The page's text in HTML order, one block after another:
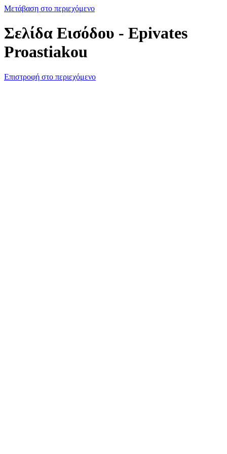
Μετάβαση στο περιεχόμενο
Σελίδα Εισόδου - Epivates
Proastiakou
Επιστροφή στο περιεχόμενο